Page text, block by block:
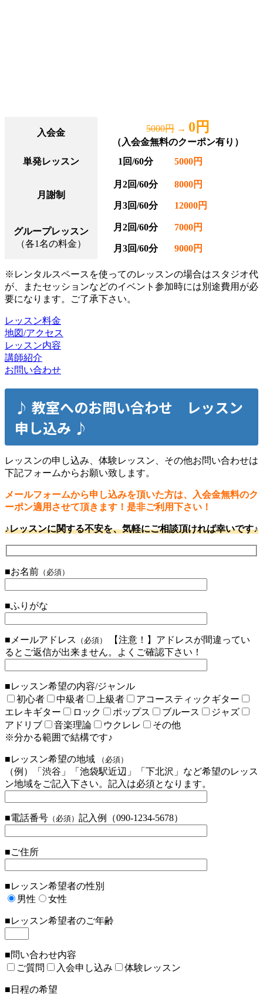
入会金 5000円 → 0円
（入会金無料のクーポン有り）
単発レッスン
1回/60分 5000円
月謝制
月2回/60分 8000円
月3回/60分 12000円
グループレッスン
（各1名の料金）
月2回/60分 7000円
月3回/60分 9000円
※レンタルスペースを使ってのレッスンの場合はスタジオ代
が、またセッションなどのイベント参加時には別途費用が必
要になります。ご了承下さい。
レッスン料金
地図/アクセス
レッスン内容
講師紹介
お問い合わせ
♪ 教室へのお問い合わせ レッスン
申し込み ♪
レッスンの申し込み、体験レッスン、その他お問い合わせは
下記フォームからお願い致します。
メールフォームから申し込みを頂いた方は、入会金無料のク
ーポン適用させて頂きます！是非ご利用下さい！
♪レッスンに関する不安を、気軽にご相談頂ければ幸いです♪
■お名前 （必須）
■ふりがな
■メールアドレス （必須）
【注意！】アドレスが間違ってい
るとご返信が出来ません。よくご確認下さい！
■レッスン希望の内容/ジャンル
初心者
中級者 上級者
アコースティックギター
エレキギター
ロック ポップス ブルース
ジャズ
アドリブ
音楽理論 ウクレレ
その他
※分かる範囲で結構です♪
■レッスン希望の地域 （必須）
（例）「渋谷」「池袋駅近辺」「下北沢」など希望のレッス
ン地域をご記入下さい。記入は必須となります。
■電話番号 （必須） 記入例（090-1234-5678）
■ご住所
■レッスン希望者の性別
男性
女性
■レッスン希望者のご年齢
■問い合わせ内容
ご質問
入会申し込み 体験レッスン
■日程の希望